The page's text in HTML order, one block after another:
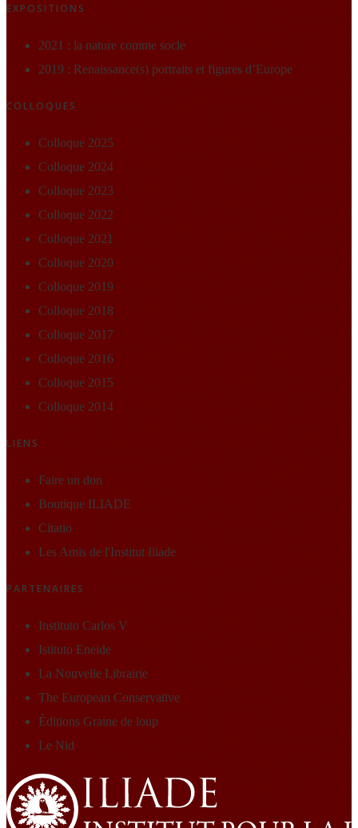
EXPOSITIONS
2021 : la nature comme socle
2019 : Renaissance(s) portraits et figures d’Europe
COLLOQUES
Colloque 2025
Colloque 2024
Colloque 2023
Colloque 2022
Colloque 2021
Colloque 2020
Colloque 2019
Colloque 2018
Colloque 2017
Colloque 2016
Colloque 2015
Colloque 2014
LIENS
Faire un don
Boutique ILIADE
Citatio
Les Amis de l'Institut Iliade
PARTENAIRES
Instituto Carlos V
Istituto Eneide
La Nouvelle Librairie
The European Conservative
Éditions Graine de loup
Le Nid